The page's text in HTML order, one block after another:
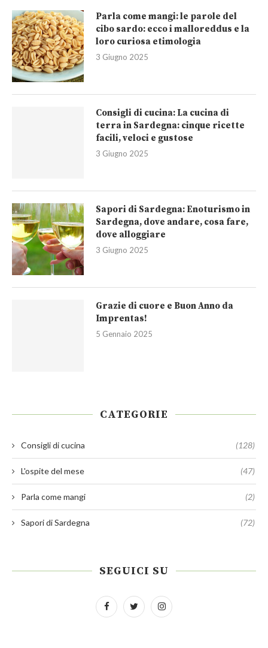
Parla come mangi: le parole del
cibo sardo: ecco i malloreddus e la
loro curiosa etimologia
3 Giugno 2025
Consigli di cucina: La cucina di
terra in Sardegna: cinque ricette
facili, veloci e gustose
3 Giugno 2025
Sapori di Sardegna: Enoturismo in
Sardegna, dove andare, cosa fare,
dove alloggiare
3 Giugno 2025
Grazie di cuore e Buon Anno da
Imprentas!
5 Gennaio 2025
CATEGORIE
Consigli di cucina (128)
L'ospite del mese (47)
Parla come mangi (2)
Sapori di Sardegna (72)
SEGUICI SU